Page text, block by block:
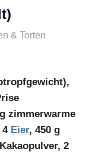
& Torten
zimmerwarme
4 Eier, 450 g
2